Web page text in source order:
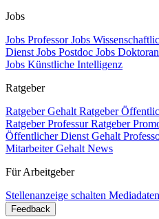
Jobs
Jobs ProfessorJobs
Dienst Jobs Postdoc Jobs
Jobs Künstliche Intelligenz
Ratgeber
Ratgeber Gehalt Ratgeber
Ratgeber ProfessurRatgeber
Öffentlicher Dienst Gehalt
Mitarbeiter Gehalt News
Für Arbeitgeber
Stellenanzeige schalten Mediadaten
Feedback